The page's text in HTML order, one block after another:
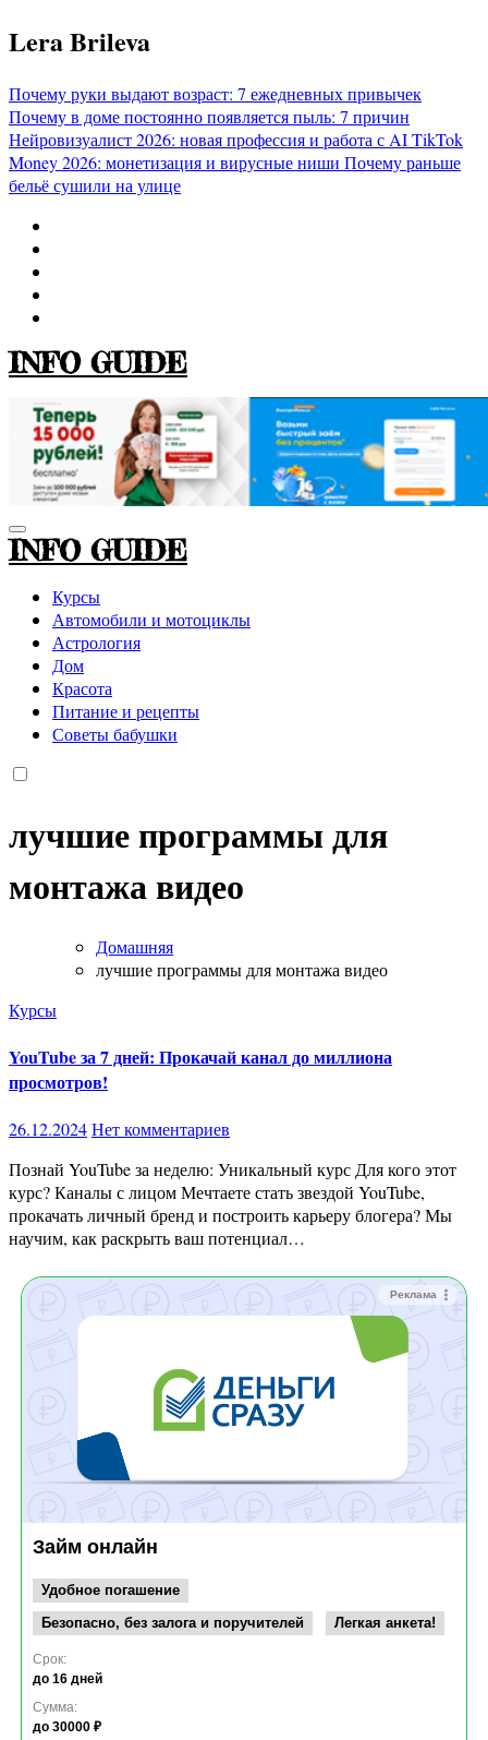
Перейти
к
Lera Brileva
Почему руки выдают возраст: 7 ежедневных привычек
Почему в доме постоянно появляется пыль: 7 причин
Нейровизуалист 2026: новая профессия и работа с AITikTok
Money 2026: монетизация и вирусные ниши Почему раньше
бельё сушили на улице
INFO GUIDE
INFO GUIDE
Курсы
Автомобили и мотоциклы
Астрология
Дом
Красота
Питание и рецепты
Советы бабушки
лучшие программы для
монтажа видео
Домашняя
лучшие программы для монтажа видео
Курсы
YouTube за 7 дней: Прокачай канал до миллиона
просмотров!
26.12.2024Нет комментариев
Познай YouTube за неделю: Уникальный курс Для кого этот
курс? Каналы с лицом Мечтаете стать звездой YouTube,
прокачать личный бренд и построить карьеру блогера? Мы
научим, как раскрыть ваш потенциал…
Реклама
Займ онлайн
Удобное погашение
Безопасно, без залога и поручителей
Легкая анкета!
Срок:
до 16 дней
Сумма:
до 30000 ₽